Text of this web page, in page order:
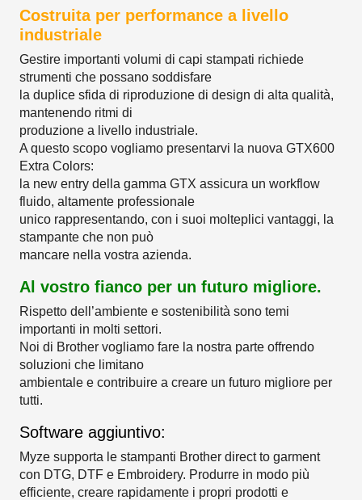
Costruita per performance a livello
industriale
Gestire importanti volumi di capi stampati richiede
strumenti che possano soddisfare
la duplice sfida di riproduzione di design di alta qualità,
mantenendo ritmi di
produzione a livello industriale.
A questo scopo vogliamo presentarvi la nuova GTX600
Extra Colors:
la new entry della gamma GTX assicura un workflow
fluido, altamente professionale
unico rappresentando, con i suoi molteplici vantaggi, la
stampante che non può
mancare nella vostra azienda.
Al vostro fianco per un futuro migliore.
Rispetto dell’ambiente e sostenibilità sono temi
importanti in molti settori.
Noi di Brother vogliamo fare la nostra parte offrendo
soluzioni che limitano
ambientale e contribuire a creare un futuro migliore per
tutti.
Software aggiuntivo:
Myze supporta le stampanti Brother direct to garment
con DTG, DTF e Embroidery. Produrre in modo più
efficiente, creare rapidamente i propri prodotti e